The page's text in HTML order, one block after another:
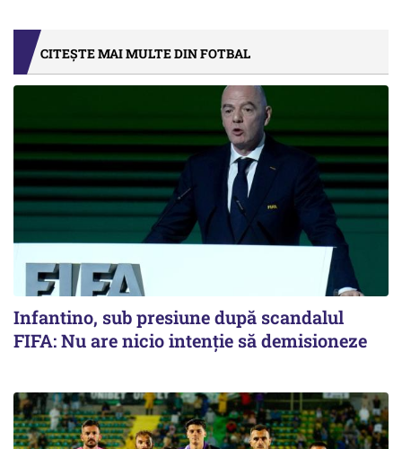
CITEȘTE MAI MULTE DIN FOTBAL
Infantino, sub presiune după scandalul
FIFA: Nu are nicio intenție să demisioneze